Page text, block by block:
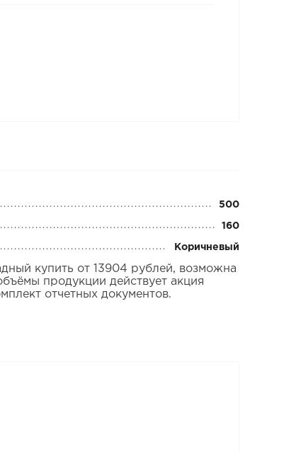
500
160
Коричневый
купить от 13904 рублей, возможна
продукции действует акция
отчетных документов.